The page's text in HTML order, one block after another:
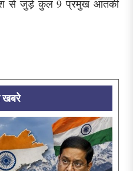
से जुड़े कुल 9 प्रमुख आतंकी
खबरे